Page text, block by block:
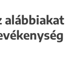
alábbiakat